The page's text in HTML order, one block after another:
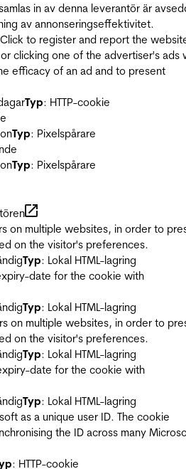
in av denna leverantör är
av annonseringseffektivitet.
to register and report the
clicking one of the advertiser's ads
efficacy of an ad and to present
Typ: HTTP-cookie
Typ: Pixelspårare
Typ: Pixelspårare
on multiple websites, in order to
on the visitor's preferences.
Typ: Lokal HTML-lagring
date for the cookie with
Typ: Lokal HTML-lagring
on multiple websites, in order to
on the visitor's preferences.
Typ: Lokal HTML-lagring
date for the cookie with
Typ: Lokal HTML-lagring
as a unique user ID. The cookie
the ID across many
: HTTP-cookie